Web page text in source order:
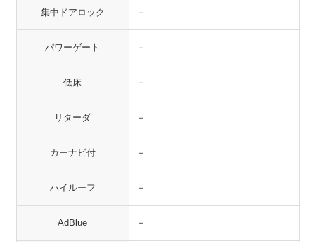
集中ドアロック －
パワーゲート －
低床 －
リターダ －
カーナビ付 －
ハイルーフ －
AdBlue －